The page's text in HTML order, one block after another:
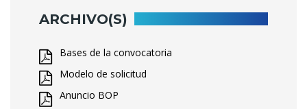
ARCHIVO(S)
Bases de la convocatoria
Modelo de solicitud
Anuncio BOP